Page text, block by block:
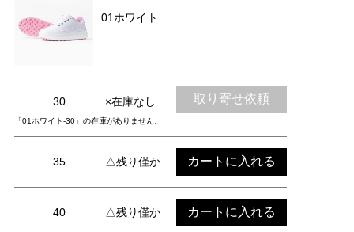
01ホワイト
30 ×在庫なし 取り寄せ依頼
「01ホワイト-30」の在庫がありません。
35 △残り僅か カートに入れる
40 △残り僅か カートに入れる